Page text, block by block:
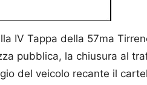
IV Tappa della 57ma
pubblica, la chiusura al
del veicolo recante il